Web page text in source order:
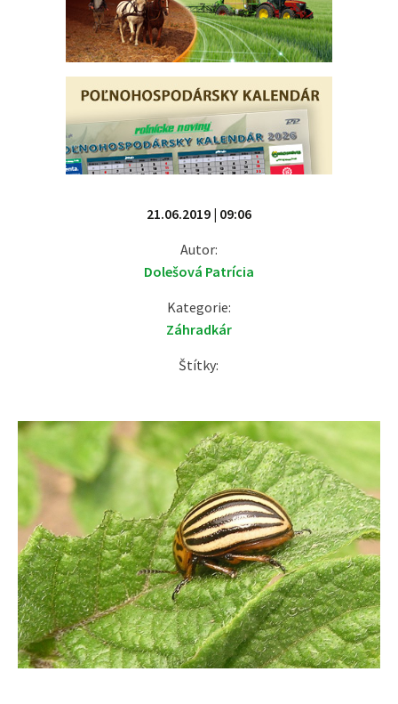
21.06.2019 | 09:06
Autor:
Dolešová Patrícia
Kategorie:
Záhradkár
Štítky: